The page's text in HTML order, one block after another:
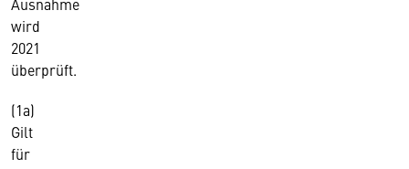
wird
2021
überprüft.
(1a)
Gilt
für